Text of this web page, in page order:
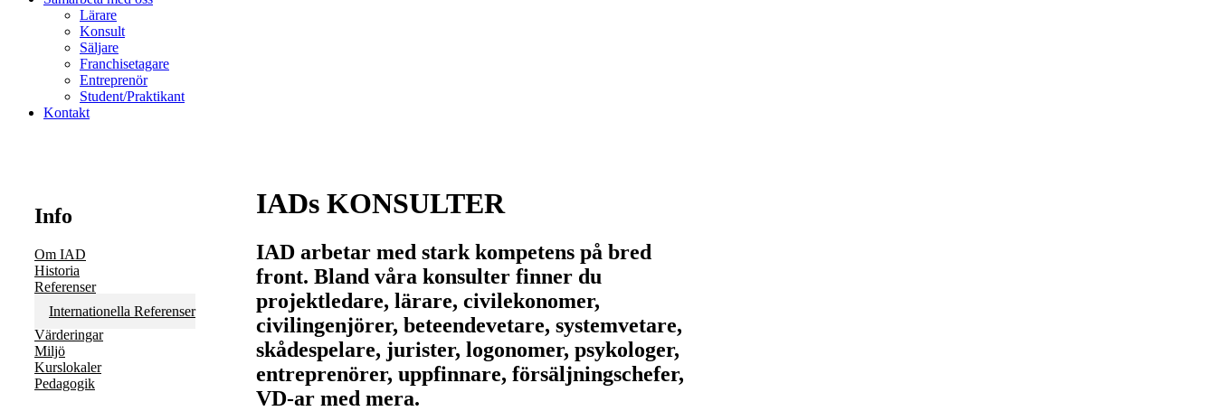
Lärare
Konsult
Säljare
Franchisetagare
Entreprenör
Student/Praktikant
Kontakt
Info
Om IAD
Historia
Referenser
Internationella Referenser
Värderingar
Miljö
Kurslokaler
Pedagogik
IADs KONSULTER
IAD arbetar med stark kompetens på bred
front. Bland våra konsulter finner du
projektledare, lärare, civilekonomer,
civilingenjörer, beteendevetare, systemvetare,
skådespelare, jurister, logonomer, psykologer,
entreprenörer, uppfinnare, försäljningschefer,
VD-ar med mera.